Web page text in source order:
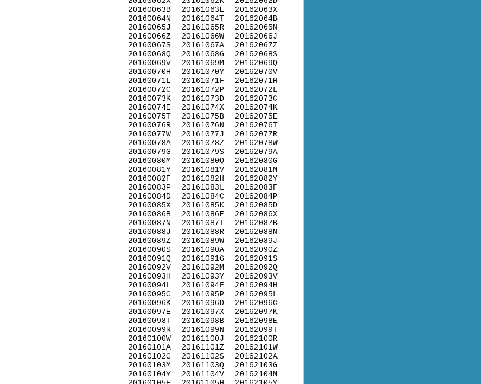
20160063B
20160064N
20160065J
20160066Z
20160067S
20160068Q
20160069V
20160070H
20160071L
20160072C
20160073K
20160074E
20160075T
20160076R
20160077W
20160078A
20160079G
20160080M
20160081Y
20160082F
20160083P
20160084D
20160085X
20160086B
20160087N
20160088J
20160089Z
20160090S
20160091Q
20160092V
20160093H
20160094L
20160095C
20160096K
20160097E
20160098T
20160099R
20160100W
20160101A
20160102G
20160103M
20160104Y
20161063E
20161064T
20161065R
20161066W
20161067A
20161068G
20161069M
20161070Y
20161071F
20161072P
20161073D
20161074X
20161075B
20161076N
20161077J
20161078Z
20161079S
20161080Q
20161081V
20161082H
20161083L
20161084C
20161085K
20161086E
20161087T
20161088R
20161089W
20161090A
20161091G
20161092M
20161093Y
20161094F
20161095P
20161096D
20161097X
20161098B
20161099N
20161100J
20161101Z
20161102S
20161103Q
20161104V
20162063X
20162064B
20162065N
20162066J
20162067Z
20162068S
20162069Q
20162070V
20162071H
20162072L
20162073C
20162074K
20162075E
20162076T
20162077R
20162078W
20162079A
20162080G
20162081M
20162082Y
20162083F
20162084P
20162085D
20162086X
20162087B
20162088N
20162089J
20162090Z
20162091S
20162092Q
20162093V
20162094H
20162095L
20162096C
20162097K
20162098E
20162099T
20162100R
20162101W
20162102A
20162103G
20162104M